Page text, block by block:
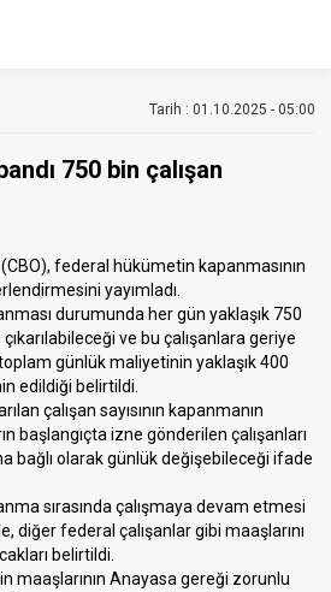
Tarih : 01.10.2025 - 05:00
750 bin çalışan
federal hükümetin kapanmasının
yayımladı.
durumunda her gün yaklaşık 750
ve bu çalışanlara geriye
günlük maliyetinin yaklaşık 400
edildiği belirtildi.
çalışan sayısının kapanmanın
başlangıçta izne gönderilen çalışanları
bağlı olarak günlük değişebileceği ifade
sırasında çalışmaya devam etmesi
diğer federal çalışanlar gibi maaşlarını
belirtildi.
maaşlarının Anayasa gereği zorunlu